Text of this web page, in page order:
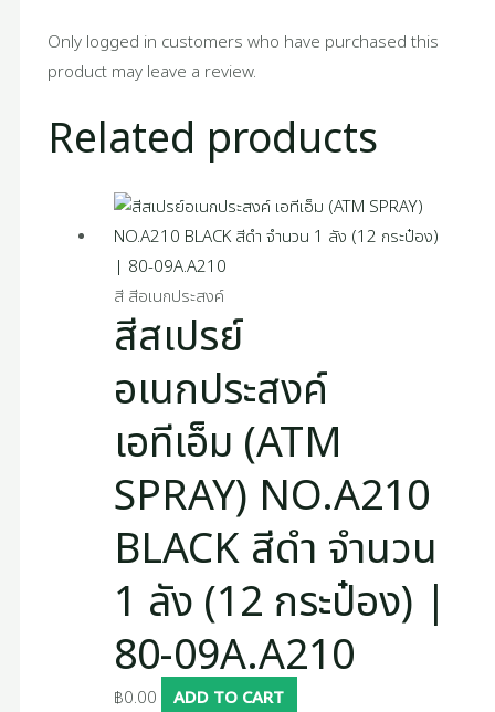
Only logged in customers who have purchased this
product may leave a review.
Related products
สี สีอเนกประสงค์
สีสเปรย์
อเนกประสงค์
เอทีเอ็ม (ATM
SPRAY) NO.A210
BLACK สีดำ จำนวน
1 ลัง (12 กระป๋อง) |
80-09A.A210
฿0.00 ADD TO CART